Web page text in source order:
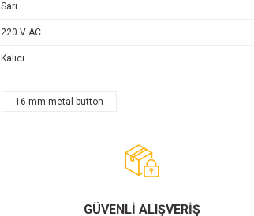
Sarı
220 V AC
Kalıcı
16 mm metal button
GÜVENLİ ALIŞVERİŞ